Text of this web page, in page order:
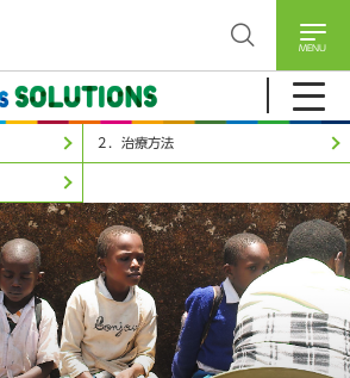
MENU
２．治療方法